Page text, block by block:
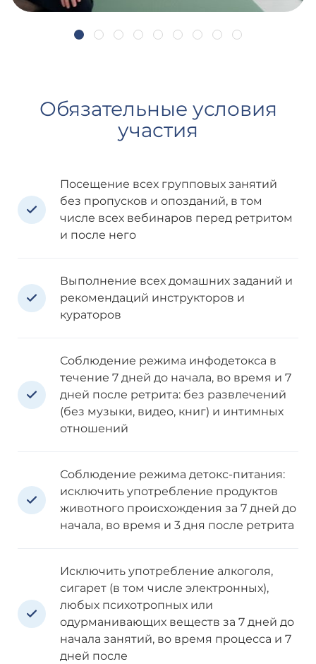
Обязательные условия
участия
Посещение всех групповых занятий
без пропусков и опозданий, в том
числе всех вебинаров перед ретритом
и после него
Выполнение всех домашних заданий и
рекомендаций инструкторов и
кураторов
Соблюдение режима инфодетокса в
течение 7 дней до начала, во время и 7
дней после ретрита: без развлечений
(без музыки, видео, книг) и интимных
отношений
Соблюдение режима детокс-питания:
исключить употребление продуктов
животного происхождения за 7 дней до
начала, во время и 3 дня после ретрита
Исключить употребление алкоголя,
сигарет (в том числе электронных),
любых психотропных или
одурманивающих веществ за 7 дней до
начала занятий, во время процесса и 7
дней после